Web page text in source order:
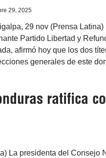
29, 2025
29 nov (Prensa
Partido Libertad y
afirmó hoy que los dos
generales de este
ratifica
La presidenta del Consejo